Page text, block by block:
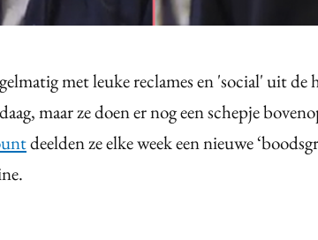
met leuke reclames en 'social' uit de
maar ze doen er nog een schepje
deelden ze elke week een nieuwe